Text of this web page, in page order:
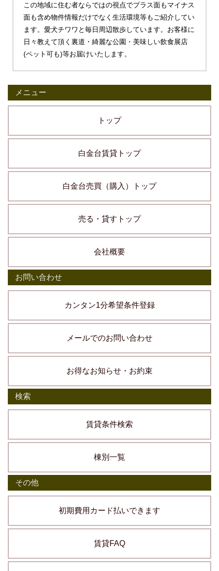
この地域に住む者ならではの視点でプラス面もマイナス
面も含め物件情報だけでなく生活環境等もご紹介してい
ます。愛犬チワワと毎日周辺散歩しています。お客様に
日々教えて頂く裏道・綺麗な公園・美味しい飲食展店
(ペット可も)等お届けいたします。
メニュー
トップ
白金台賃貸トップ
白金台売買（購入）トップ
売る・貸すトップ
会社概要
お問い合わせ
カンタン1分希望条件登録
メールでのお問い合わせ
お得なお知らせ・お約束
検索
賃貸条件検索
棟別一覧
その他
初期費用カード払いできます
賃貸FAQ